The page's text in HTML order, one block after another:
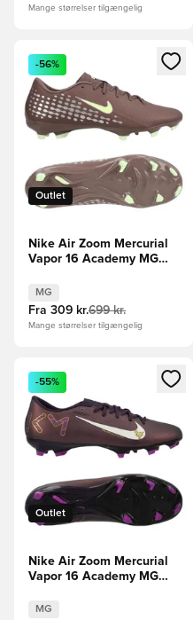
Mange størrelser tilgængelig
Åbner en Modal til at
Outlet
-56%
Nike Air Zoom Mercurial
Vapor 16 Academy MG
Brun/Sølv
MG
Fra 309 kr.699 kr.
Mange størrelser tilgængelig
Åbner en Modal til at
Outlet
-55%
Nike Air Zoom Mercurial
Vapor 16 Academy MG
Lilla/Hvid
MG